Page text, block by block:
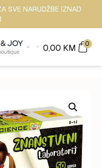
SVE NARUDŽBE IZNAD
0,00 KM 0